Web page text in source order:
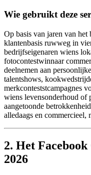
Wie gebruikt deze
Op basis van jaren van het
klantenbasis ruwweg in
bedrijfseigenaren wiens
fotocontestwinnaar
deelnemen aan
talentshows,
merkconteststcampagnes
wiens levensonderhoud of
aangetoonde
alledaags en commercieel,
2. Het
2026